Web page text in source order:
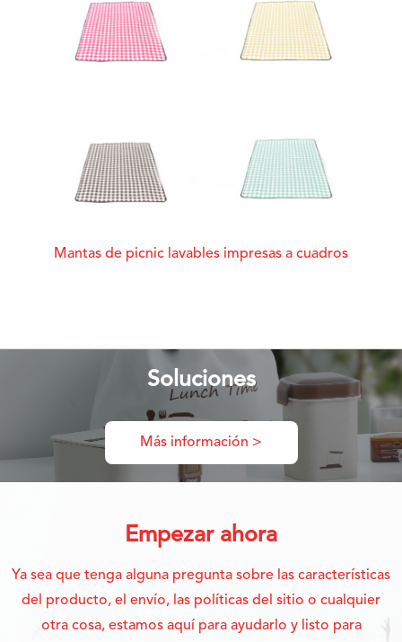
Mantas de picnic lavables impresas a cuadros
Soluciones
Más información >
Empezar ahora
Ya sea que tenga alguna pregunta sobre las características
del producto, el envío, las políticas del sitio o cualquier
otra cosa, estamos aquí para ayudarlo y listo para